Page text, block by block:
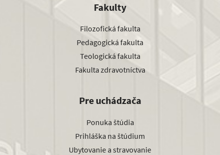
Fakulty
Filozofická fakulta
Pedagogická fakulta
Teologická fakulta
Fakulta zdravotníctva
Pre uchádzača
Ponuka štúdia
Prihláška na štúdium
Ubytovanie a stravovanie